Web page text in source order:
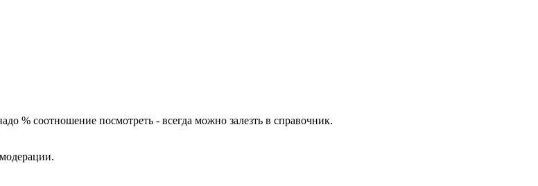
% соотношение посмотреть - всегда можно залезть в справочник.